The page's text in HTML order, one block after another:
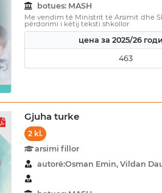
botues: MASH
Me vendim të Ministrit të Arsimit dhe
përdorimi i këtij teksti shkollor
цена за 2025/26
463
Gjuha turke
2 kl.
arsimi fillor
autorë:Osman Emin, Vildan